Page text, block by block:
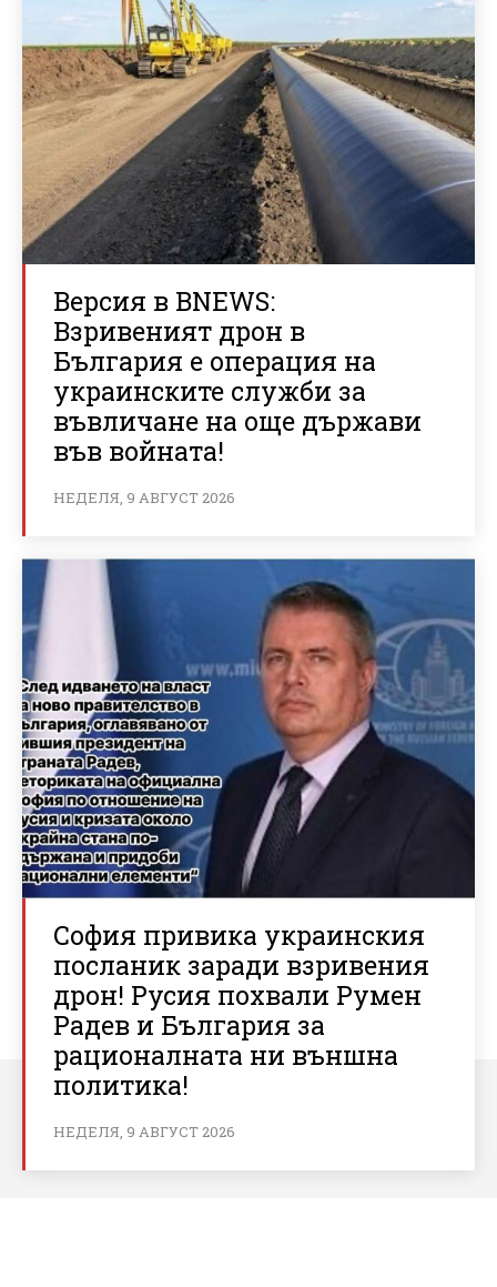
Версия в BNEWS:
Взривеният дрон в
България е операция на
украинските служби за
въвличане на още държави
във войната!
НЕДЕЛЯ, 9 АВГУСТ 2026
София привика украинския
посланик заради взривения
дрон! Русия похвали Румен
Радев и България за
рационалната ни външна
политика!
НЕДЕЛЯ, 9 АВГУСТ 2026